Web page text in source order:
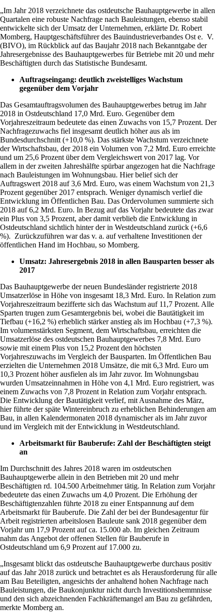
„Im Jahr 2018 verzeichnete das ostdeutsche Bauhauptgewerbe in allen
Quartalen eine robuste Nachfrage nach Bauleistungen, ebenso stabil
entwickelte sich der Umsatz der Unternehmen, erklärte Dr. Robert
Momberg, Hauptgeschäftsführer des Bauindustrieverbandes Ost e. V.
(BIVO), im Rückblick auf das Baujahr 2018 nach Bekanntgabe der
Jahresergebnisse des Bauhauptgewerbes für Betriebe mit 20 und mehr
Beschäftigten durch das Statistische Bundesamt.
Auftragseingang: deutlich zweistelliges Wachstum
gegenüber dem Vorjahr
Das Gesamtauftragsvolumen des Bauhauptgewerbes betrug im Jahr
2018 in Ostdeutschland 17,0 Mrd. Euro. Gegenüber dem
Vorjahreszeitraum bedeutete das einen Zuwachs von 15,7 Prozent. Der
Nachfragezuwachs fiel insgesamt deutlich höher aus als im
Bundesdurchschnitt (+10,0 %). Das stärkste Wachstum verzeichnete
der Wirtschaftsbau, der 2018 ein Volumen von 7,2 Mrd. Euro erreichte
und um 25,6 Prozent über dem Vergleichswert von 2017 lag. Vor
allem in der zweiten Jahreshälfte spürbar angezogen hat die Nachfrage
nach Bauleistungen im Wohnungsbau. Hier belief sich der
Auftragswert 2018 auf 3,6 Mrd. Euro, was einem Wachstum von 21,3
Prozent gegenüber 2017 entsprach. Weniger dynamisch verlief die
Entwicklung im Öffentlichen Bau. Das Ordervolumen summierte sich
2018 auf 6,2 Mrd. Euro. In Bezug auf das Vorjahr bedeutete das zwar
ein Plus von 3,5 Prozent, aber damit verblieb die Entwicklung in
Ostdeutschland sichtlich hinter der in Westdeutschland zurück (+6,6
%). Zurückzuführen war das v. a. auf verhaltene Investitionen der
öffentlichen Hand im Hochbau, so Momberg.
Umsatz: Jahresergebnis 2018 in allen Bausparten besser als
2017
Das Bauhauptgewerbe der neuen Bundesländer registrierte 2018
Umsatzerlöse in Höhe von insgesamt 18,3 Mrd. Euro. In Relation zum
Vorjahreszeitraum bezifferte sich das Wachstum auf 11,7 Prozent. Alle
Sparten trugen zum Gesamtergebnis bei, wobei die Bautätigkeit im
Tiefbau (+16,2 %) erheblich stärker anstieg als im Hochbau (+7,3 %).
Im volumenstärksten Segment, dem Wirtschaftsbau, erreichten die
Umsatzerlöse des ostdeutschen Bauhauptgewerbes 7,8 Mrd. Euro
sowie mit einem Plus von 15,2 Prozent den höchsten
Vorjahreszuwachs im Vergleich der Bausparten. Im Öffentlichen Bau
erzielten die Unternehmen 2018 Umsätze, die mit 6,3 Mrd. Euro um
10,3 Prozent höher ausfielen als im Jahr zuvor. Im Wohnungsbau
wurden Umsatzeinnahmen in Höhe von 4,1 Mrd. Euro registriert, was
einem Zuwachs von 7,8 Prozent in Relation zum Vorjahr entsprach.
Die Entwicklung der Bautätigkeit verlief, mit Ausnahme des März,
hier führte der späte Wintereinbruch zu erheblichen Behinderungen am
Bau, in allen Kalendermonaten 2018 dynamischer als im Jahr zuvor
und im Vergleich mit der Entwicklung in Westdeutschland.
Arbeitsmarkt für Bauberufe: Zahl der Beschäftigten steigt
an
Im Durchschnitt des Jahres 2018 waren im ostdeutschen
Bauhauptgewerbe allein in den Betrieben mit 20 und mehr
Beschäftigten rd. 104.500 Arbeitnehmer tätig. In Relation zum Vorjahr
bedeutete das einen Zuwachs um 4,0 Prozent. Die Erhöhung der
Beschäftigtenzahlen führte 2018 zu einer Entspannung auf dem
Arbeitsmarkt für Bauberufe. Die Zahl der bei der Bundesagentur für
Arbeit registrierten arbeitslosen Bauleute sank 2018 gegenüber dem
Vorjahr um 17,9 Prozent auf ca. 15.000 ab. Im gleichen Zeitraum
nahm das Angebot der offenen Stellen für Bauberufe in
Ostdeutschland um 6,9 Prozent auf 17.000 zu.
„Insgesamt blickt das ostdeutsche Bauhauptgewerbe durchaus positiv
auf das Jahr 2018 zurück und betrachtet es als Herausforderung für alle
am Bau Beteiligten, angesichts der anhaltend hohen Nachfrage nach
Bauleistungen, die Baukonjunktur nicht durch Investitionshemmnisse
und den sich abzeichnenden Fachkräftemangel am Bau zu gefährden,
merkte Momberg an.